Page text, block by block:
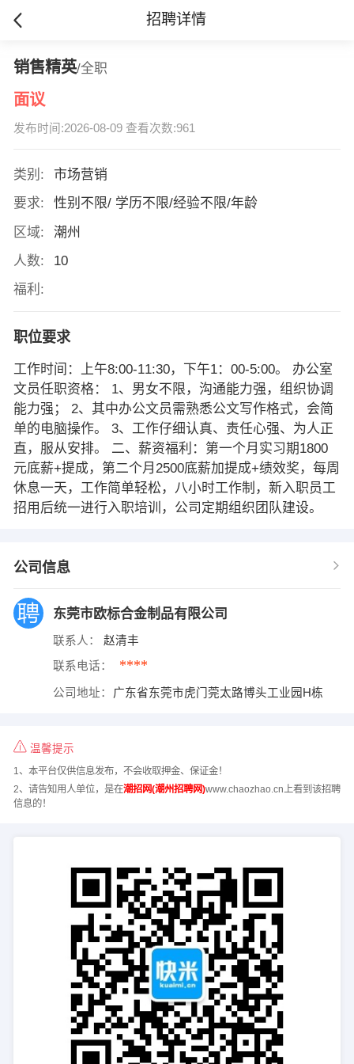
招聘详情
销售精英/全职
面议
发布时间:2026-08-09 查看次数:961
类别:
市场营销
要求:
性别不限/ 学历不限/经验不限/年龄
区域:
潮州
人数:
10
福利:
职位要求
工作时间：上午8:00-11:30，下午1：00-5:00。 办公室
文员任职资格： 1、男女不限，沟通能力强，组织协调
能力强； 2、其中办公文员需熟悉公文写作格式，会简
单的电脑操作。 3、工作仔细认真、责任心强、为人正
直，服从安排。 二、薪资福利：第一个月实习期1800
元底薪+提成，第二个月2500底薪加提成+绩效奖，每周
休息一天，工作简单轻松，八小时工作制，新入职员工
招用后统一进行入职培训，公司定期组织团队建设。
公司信息
东莞市欧标合金制品有限公司
联系人： 赵清丰
联系电话： ****
公司地址： 广东省东莞市虎门莞太路博头工业园H栋
温馨提示
1、本平台仅供信息发布，不会收取押金、保证金！
2、请告知用人单位，是在潮招网(潮州招聘网)www.chaozhao.cn上看到该招聘
信息的！